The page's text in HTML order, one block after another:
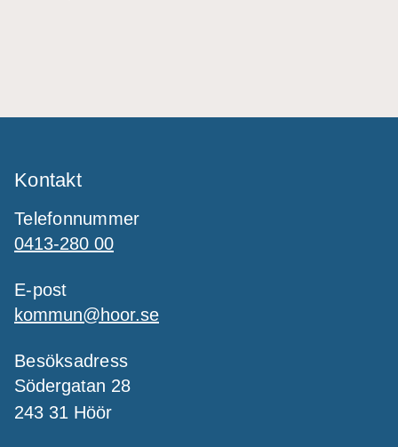
Kontakt
Telefonnummer
0413-280 00
E-post
kommun@hoor.se
Besöksadress
Södergatan 28
243 31 Höör